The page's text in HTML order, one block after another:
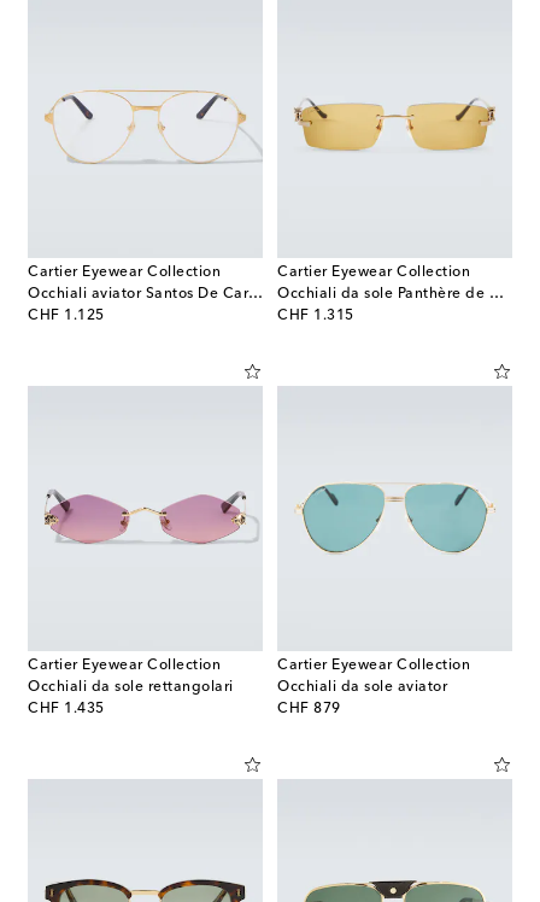
Cartier Eyewear Collection
Occhiali aviator Santos De Cartier
CHF 1.125
original price
Cartier Eyewear Collection
Occhiali da sole Panthère de Cartier rettangolari
CHF 1.315
original price
Cartier Eyewear Collection
Occhiali da sole rettangolari
CHF 1.435
original price
Cartier Eyewear Collection
Occhiali da sole aviator
CHF 879
original price